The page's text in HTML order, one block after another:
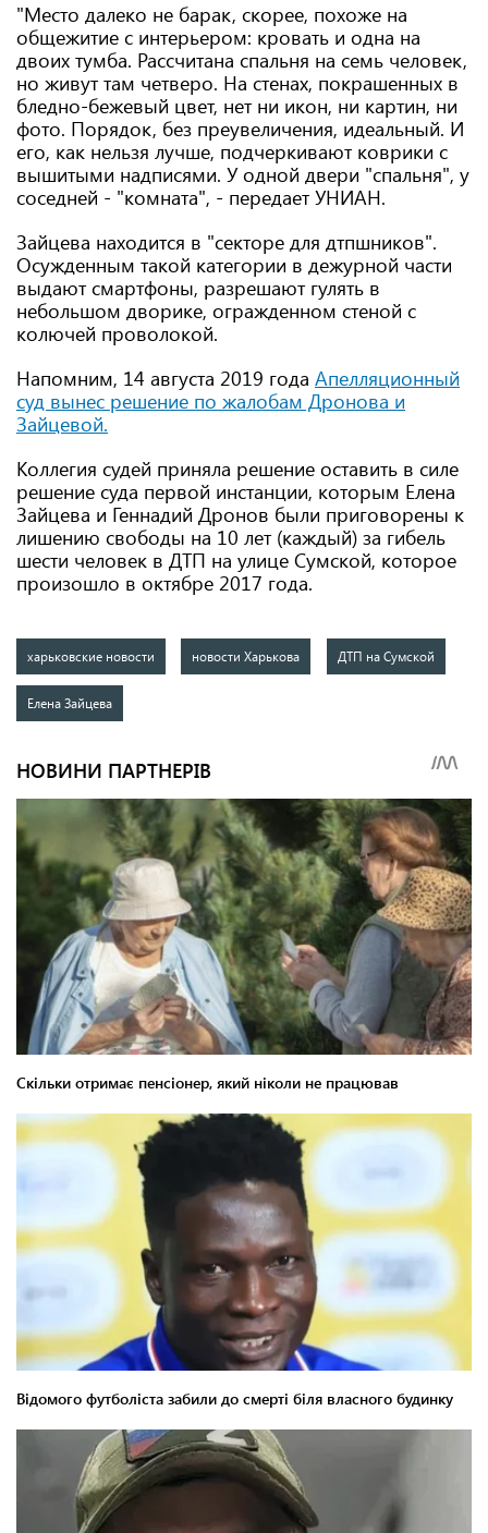
"Место далеко не барак, скорее, похоже на
общежитие с интерьером: кровать и одна на
двоих тумба. Рассчитана спальня на семь человек,
но живут там четверо. На стенах, покрашенных в
бледно-бежевый цвет, нет ни икон, ни картин, ни
фото. Порядок, без преувеличения, идеальный. И
его, как нельзя лучше, подчеркивают коврики с
вышитыми надписями. У одной двери "спальня", у
соседней - "комната", - передает УНИАН.
Зайцева находится в "секторе для дтпшников".
Осужденным такой категории в дежурной части
выдают смартфоны, разрешают гулять в
небольшом дворике, огражденном стеной с
колючей проволокой.
Напомним, 14 августа 2019 года Апелляционный
суд вынес решение по жалобам Дронова и
Зайцевой.
Коллегия судей приняла решение оставить в силе
решение суда первой инстанции, которым Елена
Зайцева и Геннадий Дронов были приговорены к
лишению свободы на 10 лет (каждый) за гибель
шести человек в ДТП на улице Сумской, которое
произошло в октябре 2017 года.
харьковские новости новости Харькова ДТП на Сумской
Елена Зайцева